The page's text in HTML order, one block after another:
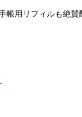
帳用リフィルも絶賛